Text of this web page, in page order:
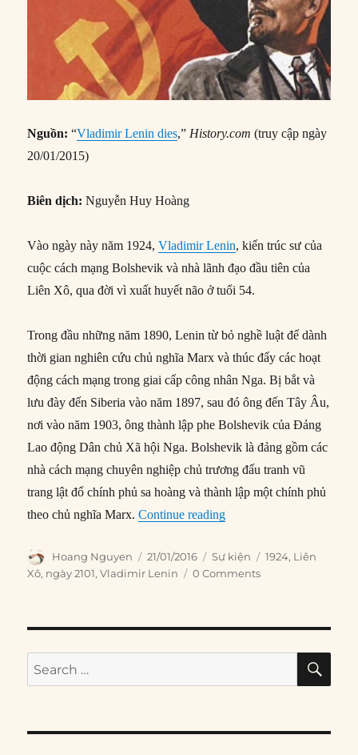
Nguồn: “Vladimir Lenin dies,” History.com (truy cập ngày
20/01/2015)
Biên dịch: Nguyễn Huy Hoàng
Vào ngày này năm 1924,Vladimir Lenin, kiến ​​trúc sư của
cuộc cách mạng Bolshevik và nhà lãnh đạo đầu tiên của
Liên Xô, qua đời vì xuất huyết não ở tuổi 54.
Trong đầu những năm 1890, Lenin từ bỏ nghề luật để dành
thời gian nghiên cứu chủ nghĩa Marx và thúc đẩy các hoạt
động cách mạng trong giai cấp công nhân Nga. Bị bắt và
lưu đày đến Siberia vào năm 1897, sau đó ông đến Tây Âu,
nơi vào năm 1903, ông thành lập phe Bolshevik của Đảng
Lao động Dân chủ Xã hội Nga. Bolshevik là đảng gồm các
nhà cách mạng chuyên nghiệp chủ trương đấu tranh vũ
trang lật đổ chính phủ sa hoàng và thành lập một chính phủ
theo chủ nghĩa Marx.Continue reading“21/01/1924: Vladimir
Author
Hoang Nguyen
Posted
on
21/01/2016 Categories
Sự kiện Tags
1924, Liên
Xô, ngày 2101,Vladimir Lenin 0 Comments
Search
for: